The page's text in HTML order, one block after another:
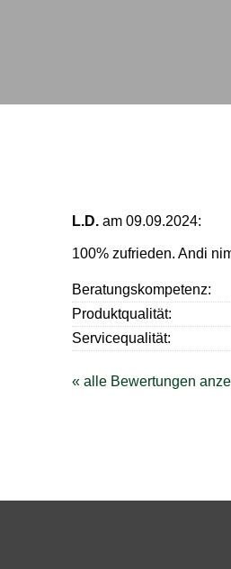
L.D. am 09.09.2024:
100% zufrieden. Andi
Beratungskompetenz:
Produktqualität:
Servicequalität:
« alle Bewertungen